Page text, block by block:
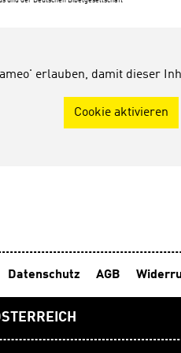
erlauben, damit dieser
Cookie aktivieren
Datenschutz AGB